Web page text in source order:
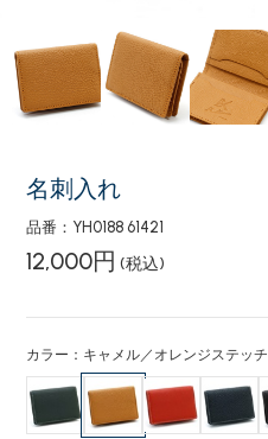
名刺入れ
品番：YH0188 61421
12,000円 (税込)
カラー：キャメル／オレンジステッチ